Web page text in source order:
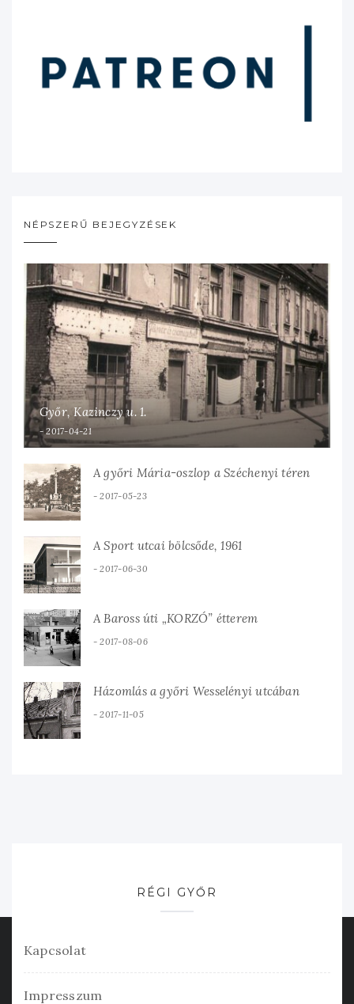
NÉPSZERŰ BEJEGYZÉSEK
Győr, Kazinczy u. 1.
2017-04-21
A győri Mária-oszlop a Széchenyi téren
2017-05-23
A Sport utcai bölcsőde, 1961
2017-06-30
A Baross úti „KORZÓ” étterem
2017-08-06
Házomlás a győri Wesselényi utcában
2017-11-05
RÉGI GYŐR
Kapcsolat
Impresszum